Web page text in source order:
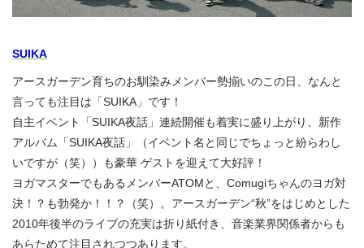
SUIKA
アースガーデン育ちのお馴染みメンバー勢揃いのこの日、なんと
言っても注目は「SUIKA」です！
自主イベント「SUIKA夜話」連続開催も着実に盛り上がり、新作
アルバム「SUIKA夜話」（イベント名と同じでちょっと紛らわし
いですが（笑））も豪華 ゲストを迎えて大好評！
ヨガマスターでもあるメンバーATOMと、Comugiちゃんのヨガ対
決！？も勃発か！！？（笑）。アースガーデン“秋”をはじめとした
2010年後半のライブの充実は折り紙付き、音楽業界関係者からも
あらためて注目されつつあります。